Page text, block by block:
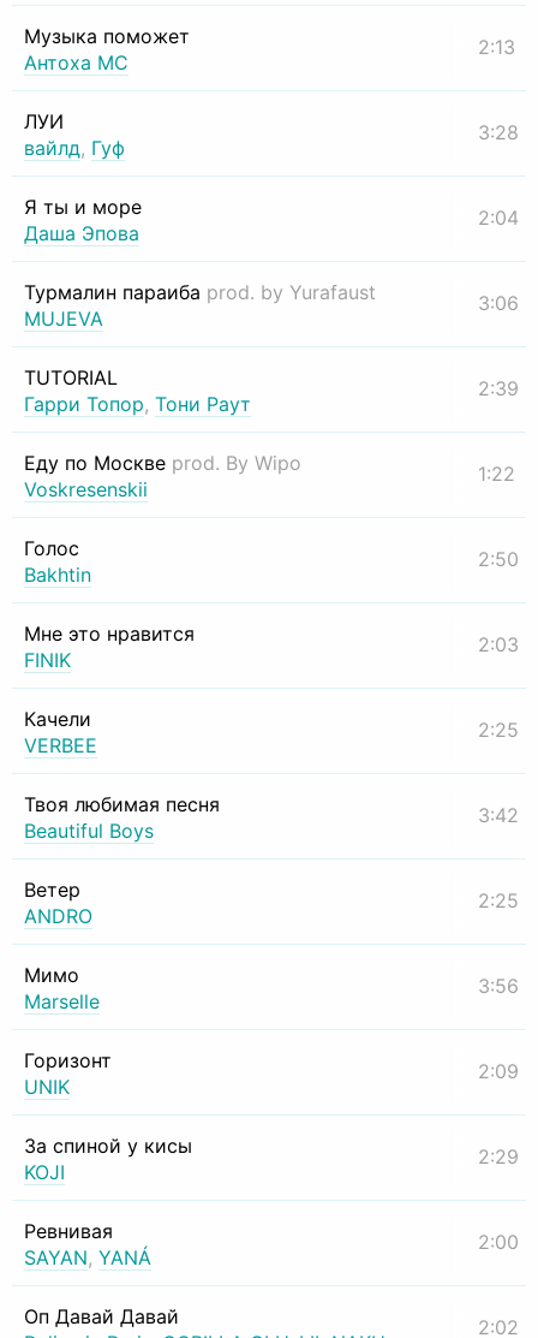
Музыка поможет
Антоха МС
2:13
ЛУИ
вайлд, Гуф
3:28
Я ты и море
Даша Эпова
2:04
Турмалин параиба prod. by Yurafaust
MUJEVA
3:06
TUTORIAL
Гарри Топор, Тони Раут
2:39
Еду по Москве prod. By Wipo
Voskresenskii
1:22
Голос
Bakhtin
2:50
Мне это нравится
FINIK
2:03
Качели
VERBEE
2:25
Твоя любимая песня
Beautiful Boys
3:42
Ветер
ANDRO
2:25
Мимо
Marselle
3:56
Горизонт
UNIK
2:09
За спиной у кисы
KOJI
2:29
Ревнивая
SAYAN, YANÁ
2:00
Оп Давай Давай
2:02